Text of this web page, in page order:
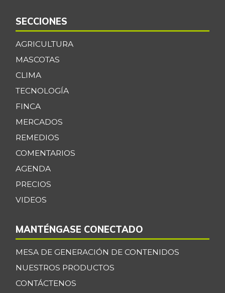
SECCIONES
AGRICULTURA
MASCOTAS
CLIMA
TECNOLOGÍA
FINCA
MERCADOS
REMEDIOS
COMENTARIOS
AGENDA
PRECIOS
VIDEOS
MANTÉNGASE CONECTADO
MESA DE GENERACIÓN DE CONTENIDOS
NUESTROS PRODUCTOS
CONTÁCTENOS